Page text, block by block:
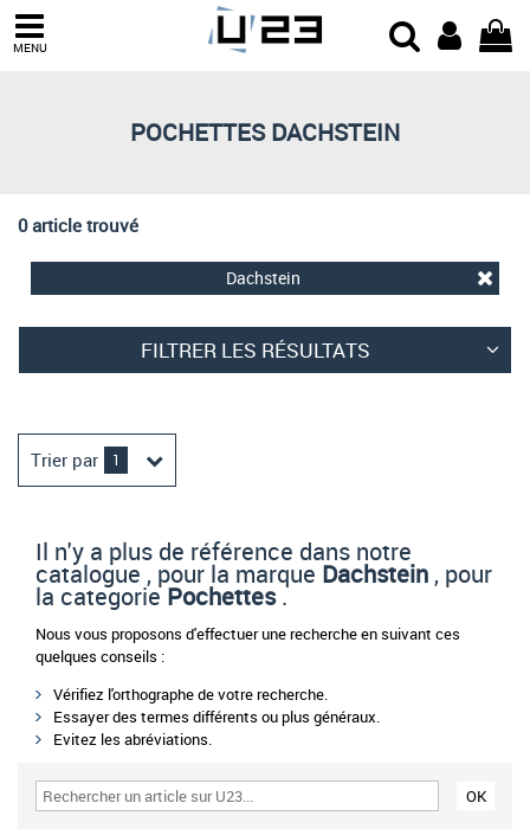
MENU
POCHETTES DACHSTEIN
0 article trouvé
Dachstein
FILTRER LES RÉSULTATS
Trier par 1
Trier par
Meilleures remises
Il n'y a plus de référence dans notre
catalogue , pour la marque Dachstein , pour
la categoriePochettes.
Nous vous proposons d'effectuer une recherche en suivant ces
quelques conseils :
Vérifiez l'orthographe de votre recherche.
Essayer des termes différents ou plus généraux.
Evitez les abréviations.